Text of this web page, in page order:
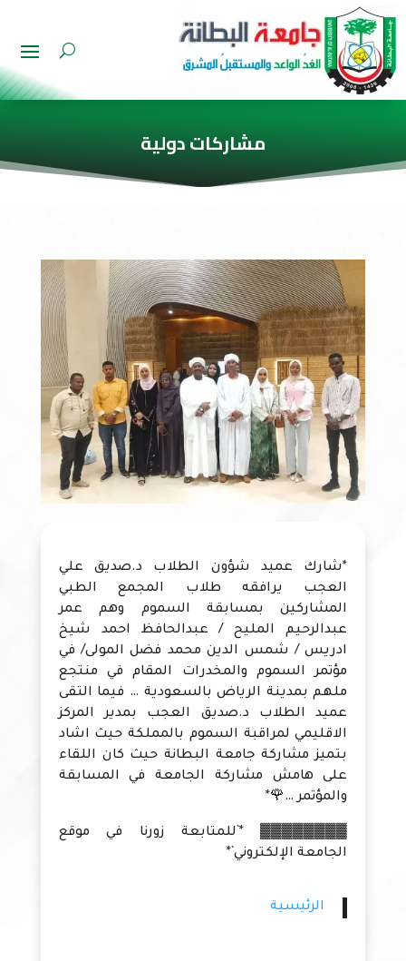
مشاركات دولية
*شارك عميد شؤون الطلاب د.صديق علي
العجب يرافقه طلاب المجمع الطبي
المشاركين بمسابقة السموم وهم عمر
عبدالرحيم المليح / عبدالحافظ احمد شيخ
ادريس / شمس الدين محمد فضل المولى/ في
مؤتمر السموم والمخدرات المقام في منتجع
ملهم بمدينة الرياض بالسعودية … فيما التقى
عميد الطلاب د.صديق العجب بمدير المركز
الاقليمي لمراقبة السموم بالمملكة حيث اشاد
بتميز مشاركة جامعة البطانة حيث كان اللقاء
على هامش مشاركة الجامعة في المسابقة
والمؤتمر …🌹*
▓▓▓▓▓▓▓▓ *`للمتابعة زورنا في موقع
الجامعة الإلكتروني`*
الرئيسية